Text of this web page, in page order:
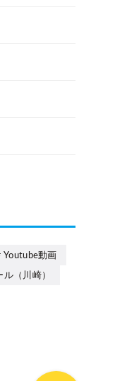
Youtube動画
（川崎）